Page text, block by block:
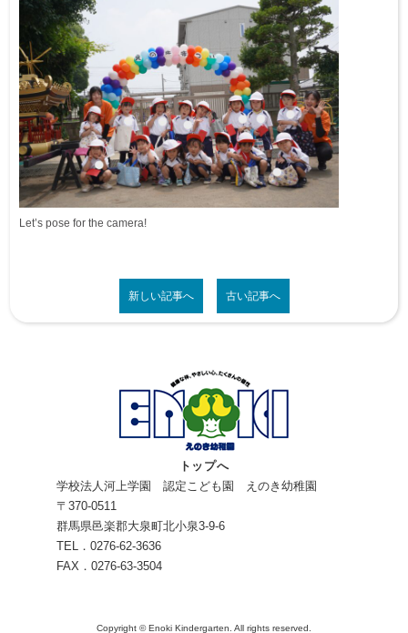
Let’s pose for the camera!
新しい記事へ 古い記事へ
トップへ
学校法人河上学園 認定こども園 えのき幼稚園
〒370-0511
群馬県邑楽郡大泉町北小泉3-9-6
TEL．0276-62-3636
FAX．0276-63-3504
Copyright © Enoki Kindergarten. All rights reserved.